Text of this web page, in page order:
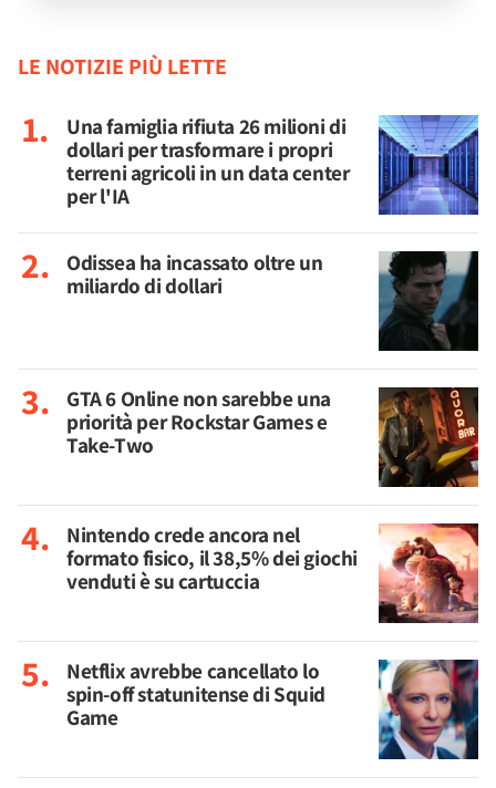
LE NOTIZIE PIÙ LETTE
Una famiglia rifiuta 26 milioni di
dollari per trasformare i propri
terreni agricoli in un data center
per l'IA
Odissea ha incassato oltre un
miliardo di dollari
GTA 6 Online non sarebbe una
priorità per Rockstar Games e
Take-Two
Nintendo crede ancora nel
formato fisico, il 38,5% dei giochi
venduti è su cartuccia
Netflix avrebbe cancellato lo
spin-off statunitense di Squid
Game